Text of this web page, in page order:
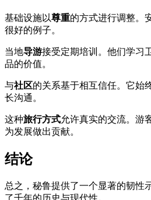
基础设施以尊重的方式进行调整。
很好的例子。
当地导游接受定期培训。他们学习
品的价值。
与社区的关系基于相互信任。它始
长沟通。
这种旅行方式允许真实的交流。游
为发展做出贡献。
结论
总之，秘鲁提供了一个显著的韧性
了千年的历史与现代性。